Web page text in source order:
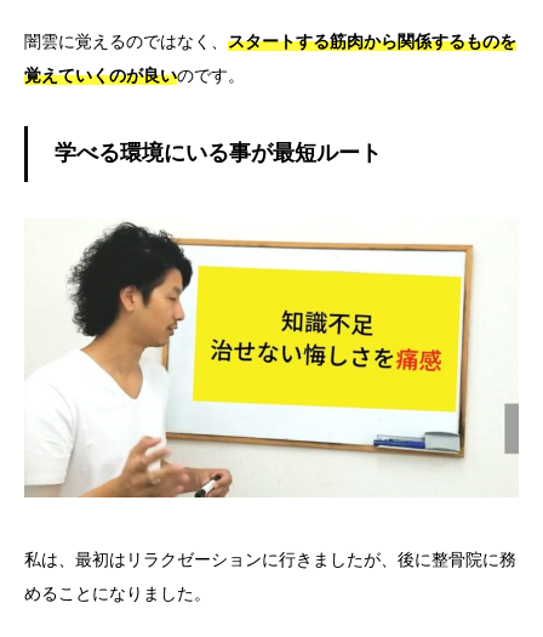
闇雲に覚えるのではなく、 スタートする筋肉から関係するものを
覚えていくのが良いのです。
学べる環境にいる事が最短ルート
私は、最初はリラクゼーションに行きましたが、後に整骨院に務
めることになりました。